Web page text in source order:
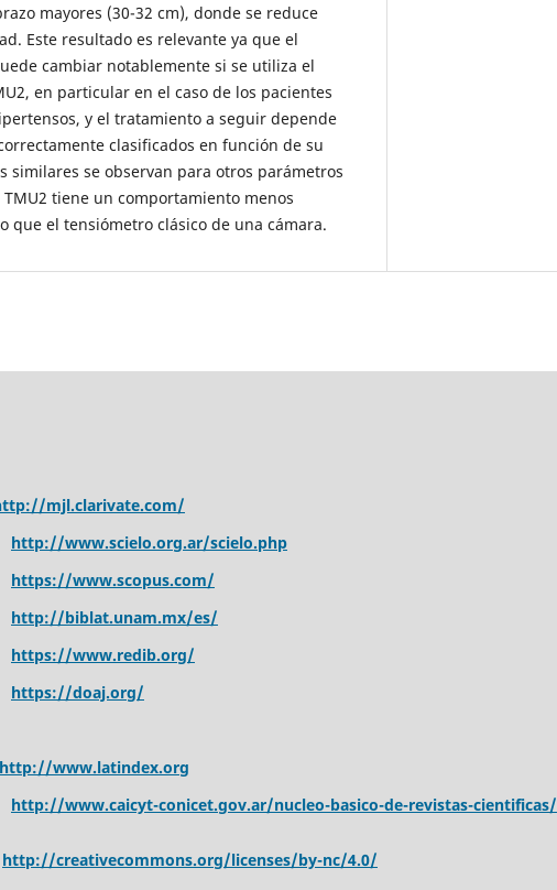
mayores (30-32 cm), donde se reduce
Este resultado es relevante ya que el
cambiar notablemente si se utiliza el
en particular en el caso de los pacientes
y el tratamiento a seguir depende
clasificados en función de su
similares se observan para otros parámetros
tiene un comportamiento menos
que el tensiómetro clásico de una cámara.
mjl.clarivate.com/
http://www.scielo.org.ar/scielo.php
https://www.scopus.com/
http://biblat.unam.mx/es/
https://www.redib.org/
https://doaj.org/
http://www.latindex.org
http://www.caicyt-conicet.gov.ar/nucleo-basico-de-revistas-cientificas/
http://creativecommons.org/licenses/by-nc/4.0/